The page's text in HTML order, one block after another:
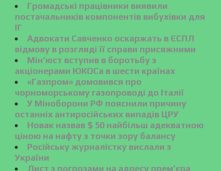
Громадські працівники виявили
постачальників компонентів вибухівки для
ІГ
Адвокати Савченко оскаржать в ЄСПЛ
відмову в розгляді її справи присяжними
Мін’юст вступив в боротьбу з
акціонерами ЮКОСа в шести країнах
«Газпром» домовився про
чорноморському газопроводі до Італії
У Міноборони РФ пояснили причину
останніх антиросійських випадів ЦРУ
Новак назвав $ 50 найбільш адекватною
ціною на нафту з точки зору балансу
Російську журналістку вислали з
України
Лист з погрозами на адресу прем’єра